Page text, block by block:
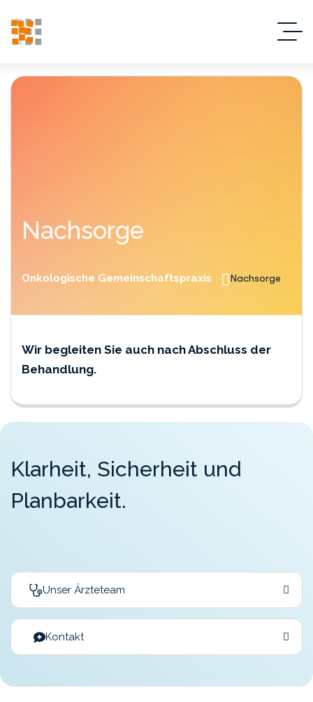
Nachsorge
Onkologische Gemeinschaftspraxis Nachsorge
Wir begleiten Sie auch nach Abschluss der
Behandlung.
Klarheit, Sicherheit und
Planbarkeit.
Unser Ärzteteam
Kontakt